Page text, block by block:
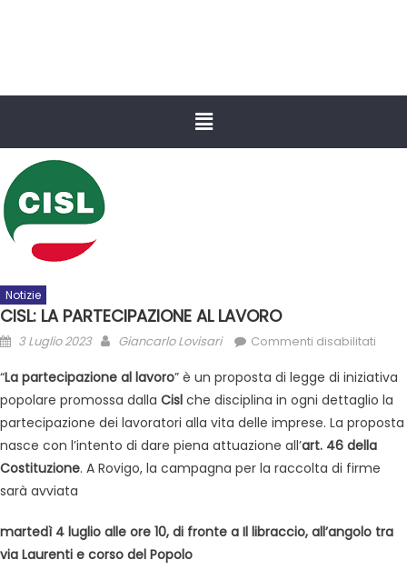
Notizie
CISL: LA PARTECIPAZIONE AL LAVORO
3 Luglio 2023 Giancarlo Lovisari Commenti disabilitati
“La partecipazione al lavoro” è un proposta di legge di iniziativa
popolare promossa dalla Cisl che disciplina in ogni dettaglio la
partecipazione dei lavoratori alla vita delle imprese. La proposta
nasce con l’intento di dare piena attuazione all’art. 46 della
Costituzione. A Rovigo, la campagna per la raccolta di firme
sarà avviata
martedì 4 luglio alle ore 10, di fronte a Il libraccio, all’angolo tra
via Laurenti e corso del Popolo